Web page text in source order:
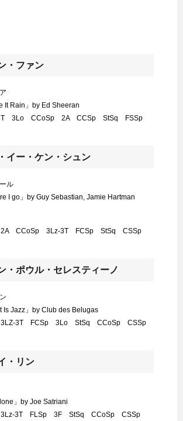
・ファン
It Rain」by Ed Sheeran
3T 3Lo CCoSp 2A CCSp StSq FSSp
イー・ケン・シュン
ル
I go」by Guy Sebastian, Jamie Hartman
2A CCoSp 3Lz-3T FCSp StSq CSSp
・ポウル・セレスティーノ
Is Jazz」by Club des Belugas
3LZ-3T FCSp 3Lo StSq CCoSp CSSp
・リン
」by Joe Satriani
3Lz-3T FLSp 3F StSq CCoSp CSSp